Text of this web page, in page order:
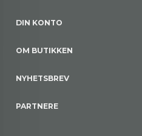
DIN KONTO
OM BUTIKKEN
NYHETSBREV
PARTNERE